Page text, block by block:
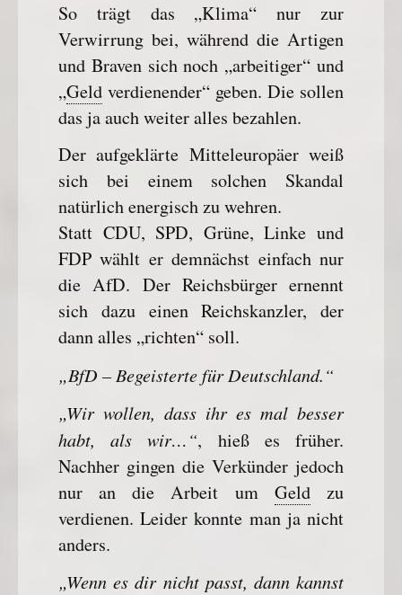
So trägt das „Klima“ nur zur
Verwirrung bei, während die Artigen
und Braven sich noch „arbeitiger“ und
„Geldverdienender“ geben. Die sollen
das ja auch weiter alles bezahlen.
Der aufgeklärte Mitteleuropäer weiß
sich bei einem solchen Skandal
natürlich energisch zu wehren.
Statt CDU, SPD, Grüne, Linke und
FDP wählt er demnächst einfach nur
die AfD. Der Reichsbürger ernennt
sich dazu einen Reichskanzler, der
dann alles „richten“ soll.
„BfD – Begeisterte für Deutschland.“
„Wir wollen, dass ihr es mal besser
habt, als wir…“, hieß es früher.
Nachher gingen die Verkünder jedoch
nur an die Arbeit um Geldzu
verdienen. Leider konnte man ja nicht
anders.
„Wenn es dir nicht passt, dann kannst